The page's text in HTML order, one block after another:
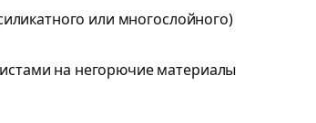
или многослойного)
на негорючие материалы